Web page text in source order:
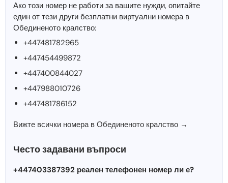
Ако този номер не работи за вашите нужди, опитайте
един от тези други безплатни виртуални номера в
Обединеното кралство:
+447481782965
+447454499872
+447400844027
+447988010726
+447481786152
Вижте всички номера в Обединеното кралство →
Често задавани въпроси
+447403387392 реален телефонен номер ли е?